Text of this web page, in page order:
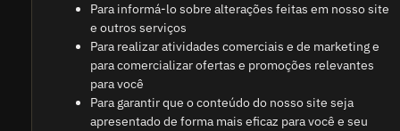
Para informá-lo sobre alterações feitas em nosso site
e outros serviços
Para realizar atividades comerciais e de marketing e
para comercializar ofertas e promoções relevantes
para você
Para garantir que o conteúdo do nosso site seja
apresentado de forma mais eficaz para você e seu